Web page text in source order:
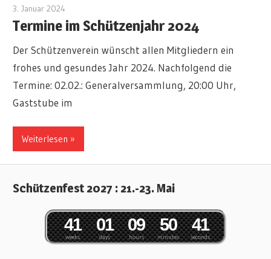
3. Januar 2024
Termine im Schützenjahr 2024
Der Schützenverein wünscht allen Mitgliedern ein
frohes und gesundes Jahr 2024. Nachfolgend die
Termine: 02.02.: Generalversammlung, 20:00 Uhr,
Gaststube im
Weiterlesen »
Schützenfest 2027 : 21.-23. Mai
weeks
41
days
01
hours
09
minutes
50
seconds
41